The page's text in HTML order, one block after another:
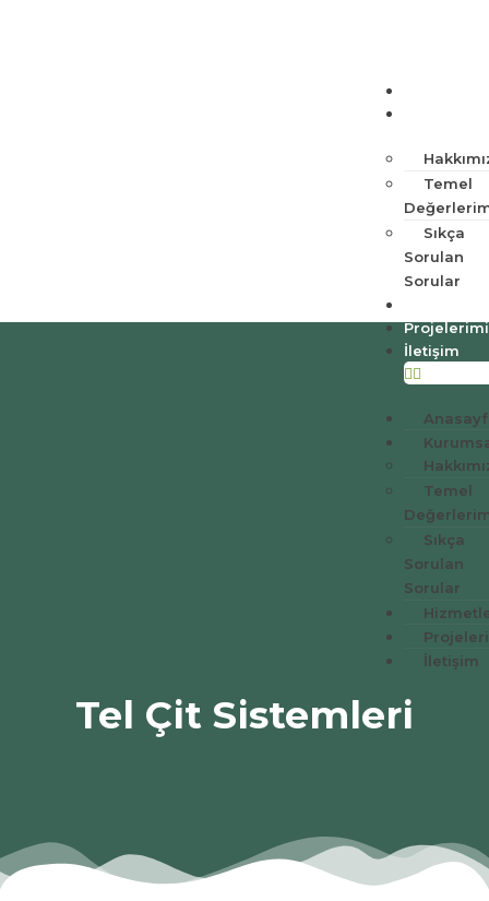
Temel
Sıkça
Sorulan
Sorular
İletişim
Temel
Sıkça
Sorulan
Sorular
İletişim
Tel Çit Sistemleri